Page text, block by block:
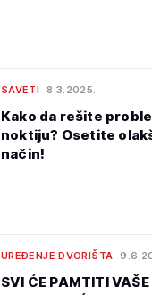
SAVETI 8.3.2025.
Kako da rešite
noktiju? Osetite
način!
UREĐENJE DVORIŠTA
SVI ĆE PAMTITI VAŠE